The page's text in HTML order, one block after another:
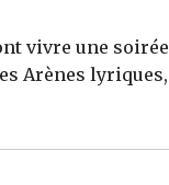
vivre une
Arènes lyriques,